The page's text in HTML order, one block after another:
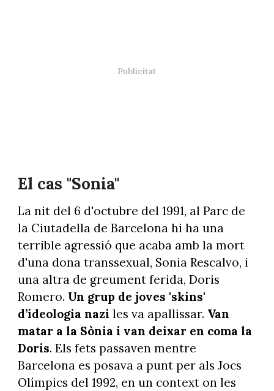
El cas "Sonia"
La nit del 6 d'octubre del 1991, al Parc de
la Ciutadella de Barcelona hi ha una
terrible agressió que acaba amb la mort
d'una dona transsexual, Sonia Rescalvo, i
una altra de greument ferida, Doris
Romero. Un grup de joves 'skins'
d’ideologia nazi les va apallissar. Van
matar a la Sònia i van deixar en coma la
Doris. Els fets passaven mentre
Barcelona es posava a punt per als Jocs
Olímpics del 1992, en un context on les